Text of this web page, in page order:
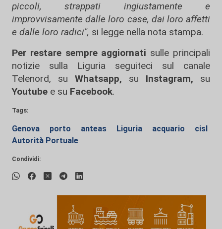
piccoli, strappati ingiustamente e
improvvisamente dalle loro case, dai loro affetti
e dalle loro radici", si legge nella nota stampa.
Per restare sempre aggiornati sulle principali
notizie sulla Liguria seguiteci sul canale
Telenord, su
Whatsapp, su Instagram, su
Youtube e su Facebook.
Tags:
Genova porto anteas Liguria acquario
cisl
Autorità Portuale
Condividi: